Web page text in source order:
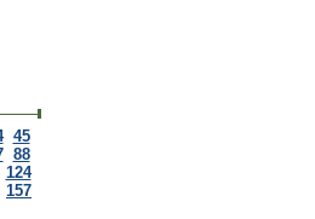
45
88
124
157